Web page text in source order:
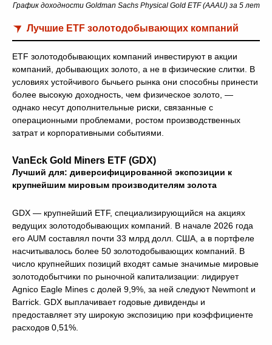
График доходности Goldman Sachs Physical Gold ETF (AAAU) за 5 лет
Лучшие ETF золотодобывающих компаний
ETF золотодобывающих компаний инвестируют в акции
компаний, добывающих золото, а не в физические слитки. В
условиях устойчивого бычьего рынка они способны принести
более высокую доходность, чем физическое золото, —
однако несут дополнительные риски, связанные с
операционными проблемами, ростом производственных
затрат и корпоративными событиями.
VanEck Gold Miners ETF (GDX)
Лучший для: диверсифицированной экспозиции к
крупнейшим мировым производителям золота
GDX — крупнейший ETF, специализирующийся на акциях
ведущих золотодобывающих компаний. В начале 2026 года
его AUM составлял почти 33 млрд долл. США, а в портфеле
насчитывалось более 50 золотодобывающих компаний. В
число крупнейших позиций входят самые значимые мировые
золотодобытчики по рыночной капитализации: лидирует
Agnico Eagle Mines с долей 9,9%, за ней следуют Newmont и
Barrick. GDX выплачивает годовые дивиденды и
предоставляет эту широкую экспозицию при коэффициенте
расходов 0,51%.